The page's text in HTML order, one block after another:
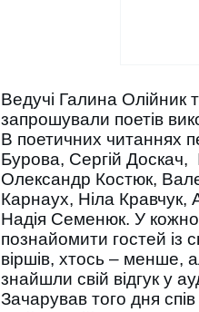
Ведучі Галина Олійник
запрошували поетів
В поетичних читаннях
Бурова, Сергій
Олександр Костюк,
Карнаух, Ніла Кравчук,
Надія Семенюк. У
познайомити гостей із
віршів, хтось – менше,
знайшли свій відгук у
Зачарував того дня